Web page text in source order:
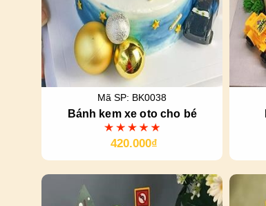
Mã SP: BK0038
Bánh kem xe oto cho bé
420.000₫